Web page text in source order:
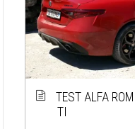
TEST ALFA
TI